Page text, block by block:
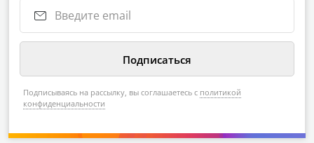
Подписываясь на рассылку, вы соглашаетесь с политикой
конфиденциальности